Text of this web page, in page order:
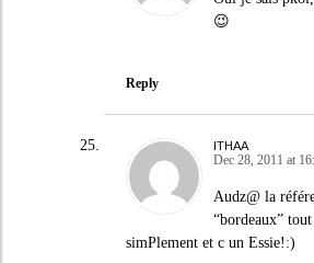
😉
Reply
ITHAA
Dec 28, 2011 at
Audz@ la
“bordeaux” tout
simPlement et c un Essie!:)